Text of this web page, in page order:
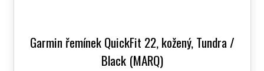
Garmin řemínek QuickFit 22, kožený, Tundra /
Black (MARQ)